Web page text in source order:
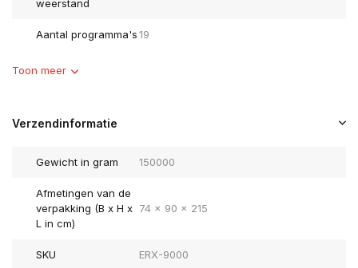
weerstand
Aantal programma's19
Toon meer
Verzendinformatie
Gewicht in gram 150000
Afmetingen van de
verpakking (B x H x
L in cm)
74 x 90 x 215
SKU ERX-9000